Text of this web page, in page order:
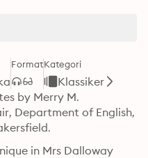
FormatKategori
Klassiker
by Merry M.
Department of English,
in Mrs Dalloway